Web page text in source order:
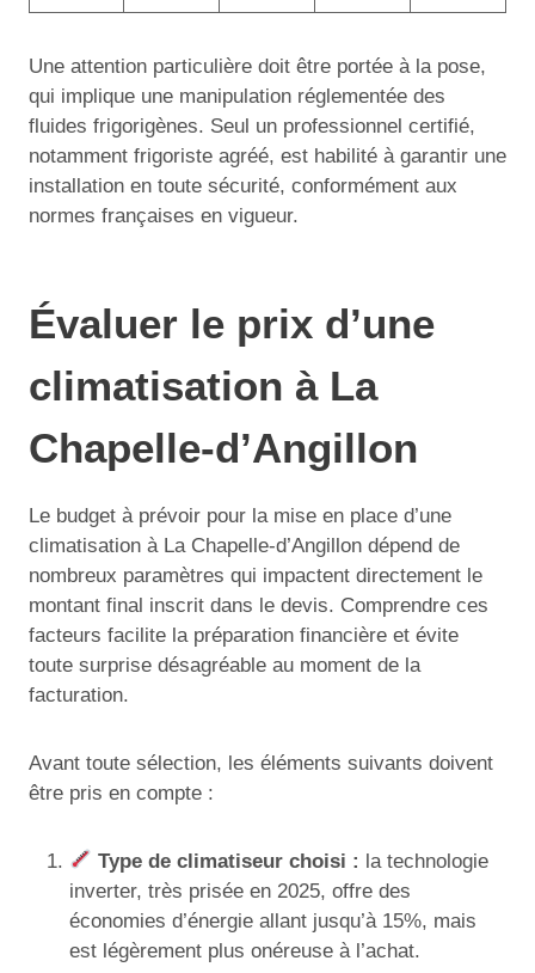
Une attention particulière doit être portée à la pose,
qui implique une manipulation réglementée des
fluides frigorigènes. Seul un professionnel certifié,
notamment frigoriste agréé, est habilité à garantir une
installation en toute sécurité, conformément aux
normes françaises en vigueur.
Évaluer le prix d’une
climatisation à La
Chapelle-d’Angillon
Le budget à prévoir pour la mise en place d’une
climatisation à La Chapelle-d’Angillon dépend de
nombreux paramètres qui impactent directement le
montant final inscrit dans le devis. Comprendre ces
facteurs facilite la préparation financière et évite
toute surprise désagréable au moment de la
facturation.
Avant toute sélection, les éléments suivants doivent
être pris en compte :
Type de climatiseur choisi : la technologie
inverter, très prisée en 2025, offre des
économies d’énergie allant jusqu’à 15%, mais
est légèrement plus onéreuse à l’achat.